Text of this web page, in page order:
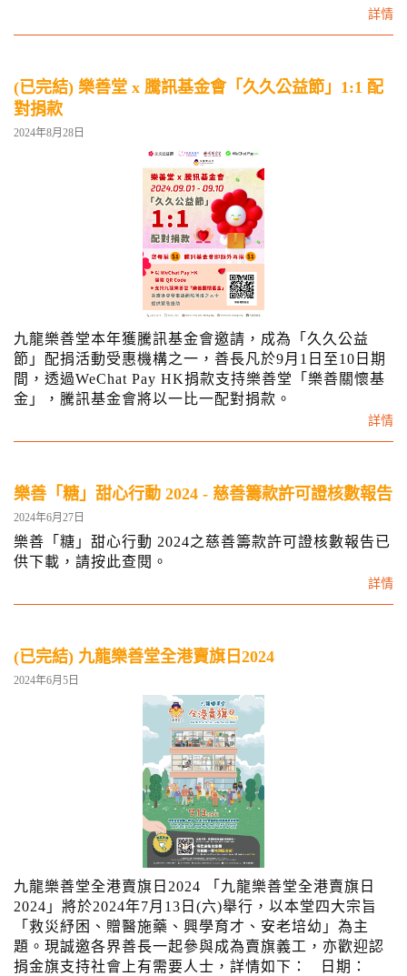
詳情
(已完結) 樂善堂 x 騰訊基金會「久久公益節」1:1 配
對捐款
2024年8月28日
九龍樂善堂本年獲騰訊基金會邀請，成為「久久公益
節」配捐活動受惠機構之一，善長凡於9月1日至10日期
間，透過WeChat Pay HK捐款支持樂善堂「樂善關懷基
金」，騰訊基金會將以一比一配對捐款。
詳情
樂善「糖」甜心行動 2024 - 慈善籌款許可證核數報告
2024年6月27日
樂善「糖」甜心行動 2024之慈善籌款許可證核數報告已
供下載，請按此查閱。
詳情
(已完結) 九龍樂善堂全港賣旗日2024
2024年6月5日
九龍樂善堂全港賣旗日2024 「九龍樂善堂全港賣旗日
2024」將於2024年7月13日(六)舉行，以本堂四大宗旨
「救災紓困、贈醫施藥、興學育才、安老培幼」為主
題。現誠邀各界善長一起參與成為賣旗義工，亦歡迎認
捐金旗支持社會上有需要人士，詳情如下： 日期：